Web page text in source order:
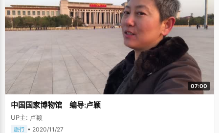
07:00
中国国家博物馆 编导:卢颖
UP主: 卢颖
旅行 • 2020/11/27